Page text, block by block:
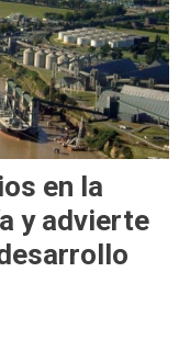
en la
y advierte